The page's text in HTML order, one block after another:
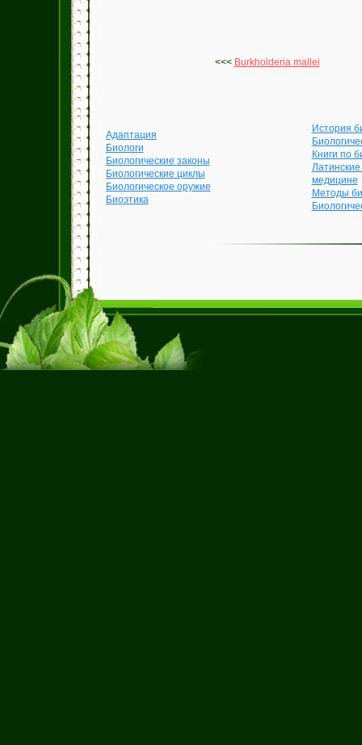
<<< Burkholderia mallei
Адаптация
Биологи
Биологические законы
Биологические циклы
Биологическое оружие
Биоэтика
История
Книги по
медицине
Методы